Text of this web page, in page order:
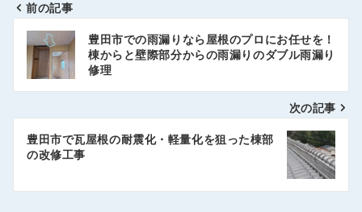
投
稿
ナ
ビ
ゲ
シ
前の記事
豊田市での雨漏りなら屋根のプロにお任せを！
棟からと壁際部分からの雨漏りのダブル雨漏り
修理
次の記事
豊田市で瓦屋根の耐震化・軽量化を狙った棟部
の改修工事